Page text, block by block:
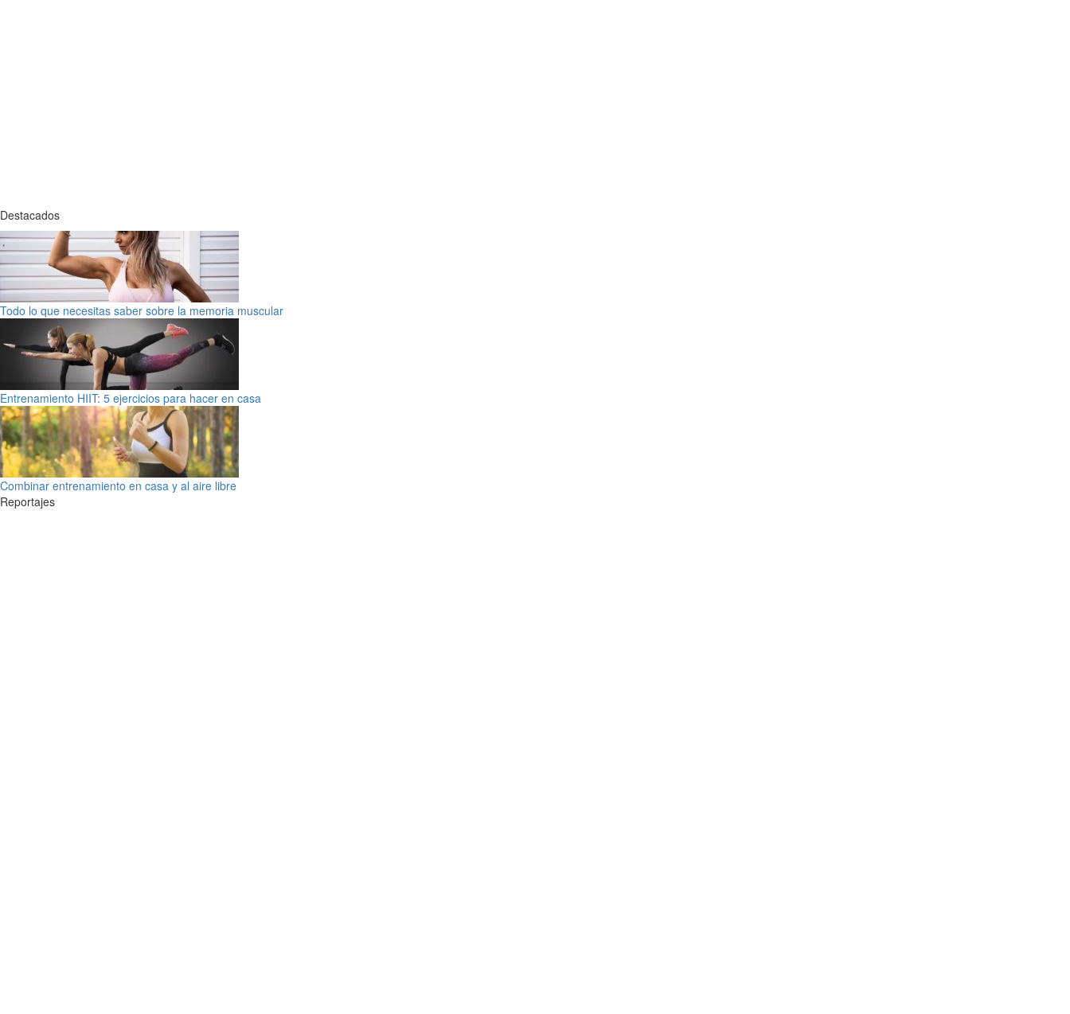
Destacados
Todo lo que necesitas saber sobre la memoria muscular
Entrenamiento HIIT: 5 ejercicios para hacer en casa
Combinar entrenamiento en casa y al aire libre
Reportajes